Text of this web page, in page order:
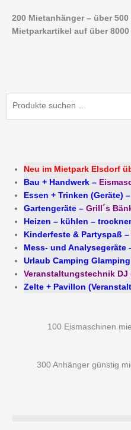
Inhalt
springen
200 Mietanhänger – über
Mietparkartikel auf über
Neu im Mietpark Elsdorf
Bau + Handwerk –
Essen + Trinken (Geräte) –
Gartengeräte – Grill´s
Heizen – kühlen –
Kinderfeste & Partyspaß –
Mess- und Analysegeräte
Urlaub Camping
Veranstaltungstechnik DJ
Zelte + Pavillon
100 Eismaschinen
300 Anhänger günstig